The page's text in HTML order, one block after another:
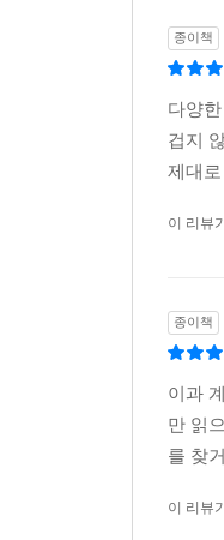
자기 삶을
종이책
다양
겁지
제대
이 리뷰
종이책
이과
만 읽
를 찾
이 리뷰